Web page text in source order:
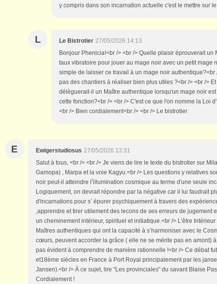
y compris dans son incarnation actuelle c'est le mettre sur
L Le Bistrotier 27/05/2026 14:13
Bonjour Phenicia!<br /> <br /> Quelle plaisir éprouverait un
taux vibratoire pour jouer au mage noir avec un petit mage
simple de laisser ce travail à un mage noir authentique?<br
pas des chantiers à réaliser bien plus utiles ?<br /> <br />
délèguerait-il un Maître authentique lorsqu'un mage noir
cette fonction?<br /> <br /> C'est ce que l'on nomme la Loi
<br /> Bien cordialement<br /> <br /> Le bistrotier
E Ewigerstudiosus 27/05/2026 13:31
Salut à tous, <br /> <br /> Je viens de lire le texte du bistrotier sur
Gamopa) , Marpa et la voie Kagyu.<br /> Les questions y relatives
noir peut-il atteindre l’́illumination cosmique au terme d'une seule
Logiquement, on devrait répondre par la négative car il lui faudrait
d'incarnations pour s’ épurer psychiquement à travers des
,apprendre et tirer utilement des lecons de ses erreurs de jugement
un cheminement intérieur, spirituel et initiatique.<br /> L’être
Maîtres authentiques qui ont la capacité à s’harmoniser avec le
cœurs, peuvent accorder la grâce ( elle ne se mérite pas en amont)
pas évident à comprendre de manière rationnelle !<br /> Ce débat
et18ème siècles en France à Port Royal principalement par les
Jansen).<br /> À ce sujet, lire "Les provinciales" du savant Blaise
Cordialement !